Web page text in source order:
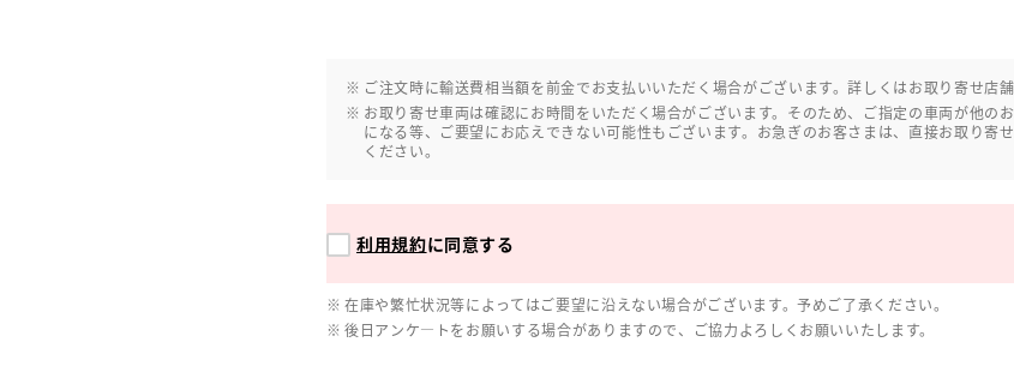
ご注文時に輸送費相当額を前金でお支払いいただく場合がございます。詳しくはお取り寄せ店舗
お取り寄せ車両は確認にお時間をいただく場合がございます。そのため、ご指定の車両が他の
になる等、ご要望にお応えできない可能性もございます。お急ぎのお客さまは、直接お取り寄
ください。
利用規約に同意する
在庫や繁忙状況等によってはご要望に沿えない場合がございます。予めご了承ください。
後日アンケ―トをお願いする場合がありますので、ご協力よろしくお願いいたします。